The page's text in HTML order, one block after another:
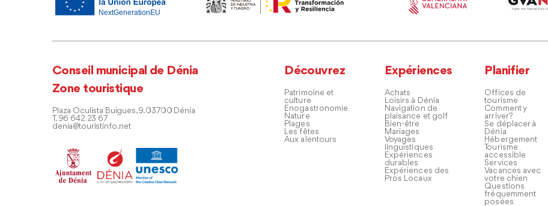
Conseil municipal de Dénia
Zone touristique
Plaza Oculista Buigues, 9. 03700 Dénia
T. 96 642 23 67
denia@touristinfo.net
Découvrez
Patrimoine et
culture
Enogastronomie
Nature
Plages
Les fêtes
Aux alentours
Expériences
Achats
Loisirs à Dénia
Navigation de
plaisance et golf
Bien-être
Mariages
Voyages
linguistiques
Expériences
durables
Expériences des
Pros Locaux
Planifier
Offices de
tourisme
Comment y
arriver?
Se déplacer à
Dénia
Hébergement
Tourisme
accessible
Services
Vacances avec
votre chien
Questions
fréquemment
posées